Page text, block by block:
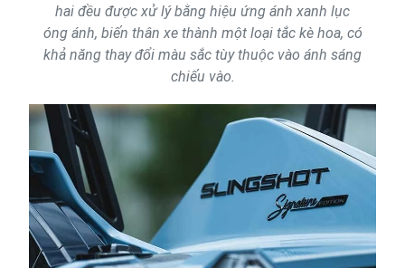
hai đều được xử lý bằng hiệu ứng ánh xanh lục
óng ánh, biến thân xe thành một loại tắc kè hoa, có
khả năng thay đổi màu sắc tùy thuộc vào ánh sáng
chiếu vào.